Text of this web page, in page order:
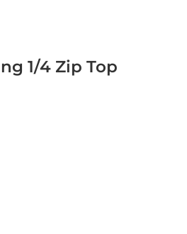
1/4 Zip Top